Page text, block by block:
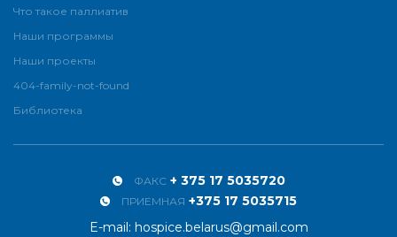
Что такое паллиатив
Наши программы
Наши проекты
404-family-not-found
Библиотека
ФАКС + 375 17 5035720
ПРИЕМНАЯ +375 17 5035715
E-mail: hospice.belarus@gmail.com